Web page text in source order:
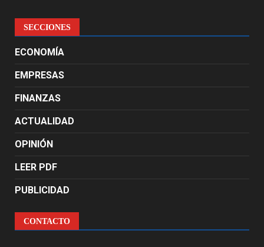
SECCIONES
ECONOMÍA
EMPRESAS
FINANZAS
ACTUALIDAD
OPINIÓN
LEER PDF
PUBLICIDAD
CONTACTO